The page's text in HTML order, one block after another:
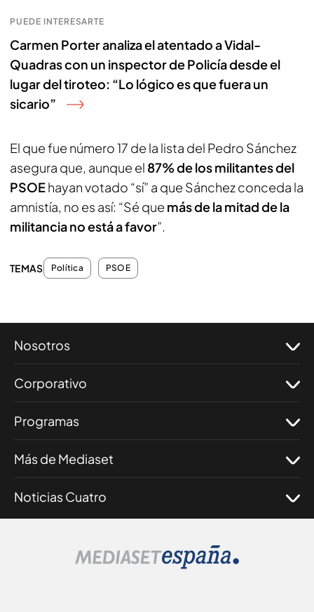
PUEDE INTERESARTE
Carmen Porter analiza el atentado a Vidal-
Quadras con un inspector de Policía desde el
lugar del tiroteo: “Lo lógico es que fuera un
sicario”
El que fue número 17 de la lista del Pedro Sánchez
asegura que, aunque el 87% de los militantes del
PSOEhayan votado “sí” a que Sánchez conceda la
amnistía, no es así: “Sé que más de la mitad de la
militancia no está a favor”.
TEMAS Política PSOE
Nosotros
Corporativo
Programas
Más de Mediaset
Noticias Cuatro